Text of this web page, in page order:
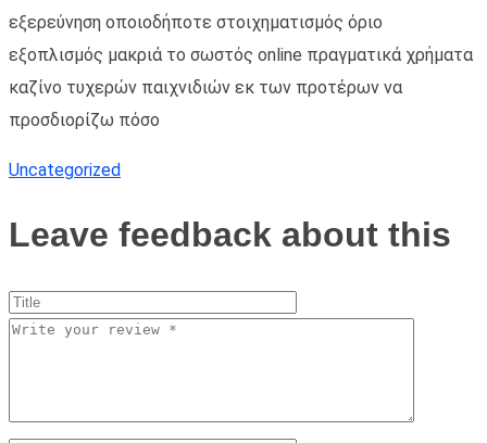
εξερεύνηση οποιοδήποτε στοιχηματισμός όριο
εξοπλισμός μακριά το σωστός online πραγματικά χρήματα
καζίνο τυχερών παιχνιδιών εκ των προτέρων να
προσδιορίζω πόσο
Uncategorized
Leave feedback about this